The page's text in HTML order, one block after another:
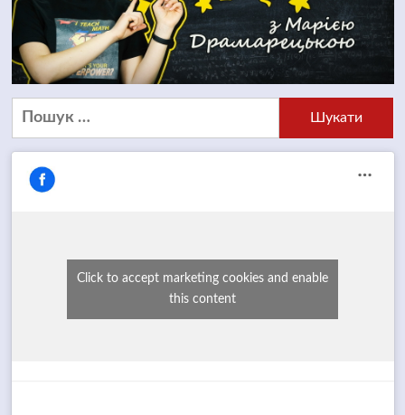
Пошук:
Click to accept marketing cookies and enable
this content